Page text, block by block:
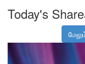
Today's